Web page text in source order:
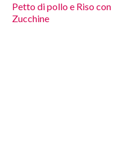
Petto di pollo e Riso con
Zucchine